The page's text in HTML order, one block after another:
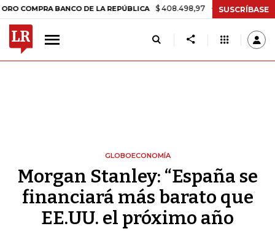
BANCO DE LA REPÚBLICA $ 408.498,97 +$ 8.753,81 +2,19%
SUSCRÍBASE
GLOBOECONOMÍA
Morgan Stanley: “España se
financiará más barato que
EE.UU. el próximo año